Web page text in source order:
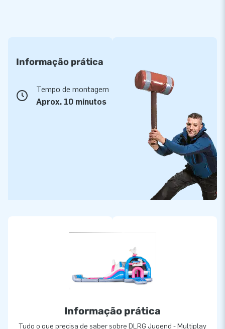
Informação prática
Tempo de montagem
Aprox. 10 minutos
Informação prática
Tudo o que precisa de saber sobre DLRG Jugend - Multiplay